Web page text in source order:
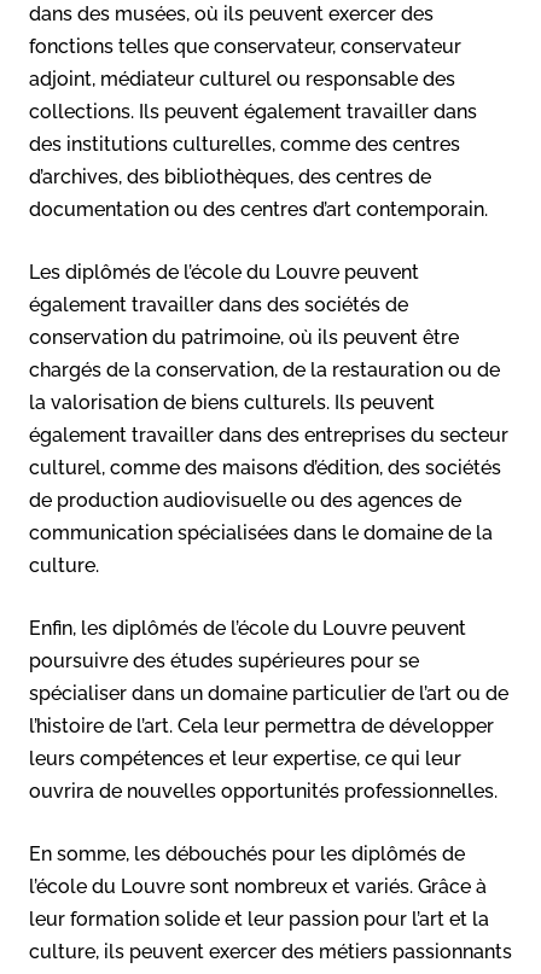
dans des musées, où ils peuvent exercer des
fonctions telles que conservateur, conservateur
adjoint, médiateur culturel ou responsable des
collections. Ils peuvent également travailler dans
des institutions culturelles, comme des centres
d’archives, des bibliothèques, des centres de
documentation ou des centres d’art contemporain.
Les diplômés de l’école du Louvre peuvent
également travailler dans des sociétés de
conservation du patrimoine, où ils peuvent être
chargés de la conservation, de la restauration ou de
la valorisation de biens culturels. Ils peuvent
également travailler dans des entreprises du secteur
culturel, comme des maisons d’édition, des sociétés
de production audiovisuelle ou des agences de
communication spécialisées dans le domaine de la
culture.
Enfin, les diplômés de l’école du Louvre peuvent
poursuivre des études supérieures pour se
spécialiser dans un domaine particulier de l’art ou de
l’histoire de l’art. Cela leur permettra de développer
leurs compétences et leur expertise, ce qui leur
ouvrira de nouvelles opportunités professionnelles.
En somme, les débouchés pour les diplômés de
l’école du Louvre sont nombreux et variés. Grâce à
leur formation solide et leur passion pour l’art et la
culture, ils peuvent exercer des métiers passionnants